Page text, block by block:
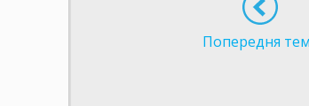
Попередня